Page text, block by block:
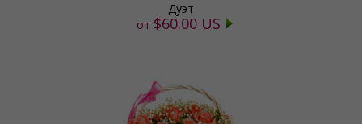
Дуэт
от $60.00 US